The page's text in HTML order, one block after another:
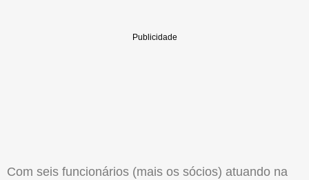
Com seis funcionários (mais os sócios) atuando na